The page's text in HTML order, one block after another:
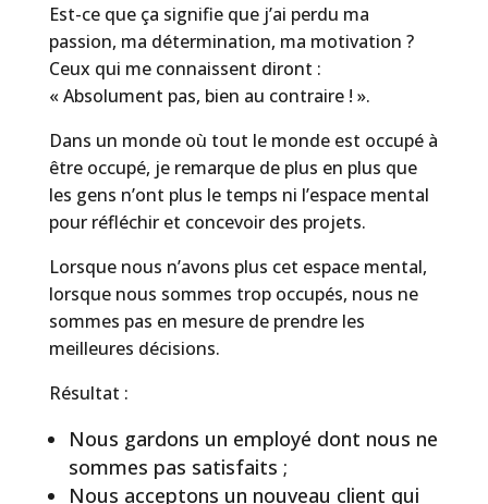
Est-ce que ça signifie que j’ai perdu ma
passion, ma détermination, ma motivation ?
Ceux qui me connaissent diront :
« Absolument pas, bien au contraire ! ».
Dans un monde où tout le monde est occupé à
être occupé, je remarque de plus en plus que
les gens n’ont plus le temps ni l’espace mental
pour réfléchir et concevoir des projets.
Lorsque nous n’avons plus cet espace mental,
lorsque nous sommes trop occupés, nous ne
sommes pas en mesure de prendre les
meilleures décisions.
Résultat :
Nous gardons un employé dont nous ne
sommes pas satisfaits ;
Nous acceptons un nouveau client qui